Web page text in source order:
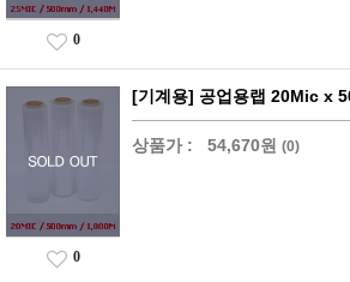
0
[기계용] 공업용랩 20Mic x
상품가 : 54,670원 (0)
0